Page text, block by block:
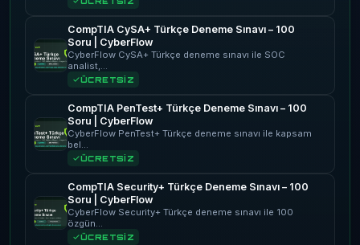
CompTIA CySA+ Türkçe Deneme Sınavı – 100
Soru | CyberFlow
CyberFlow CySA+ Türkçe deneme sınavı ile SOC
analist,…
ÜCRETSİZ
CompTIA PenTest+ Türkçe Deneme Sınavı – 100
Soru | CyberFlow
CyberFlow PenTest+ Türkçe deneme sınavı ile kapsam
bel…
ÜCRETSİZ
CompTIA Security+ Türkçe Deneme Sınavı – 100
Soru | CyberFlow
CyberFlow Security+ Türkçe deneme sınavı ile 100
özgün…
ÜCRETSİZ